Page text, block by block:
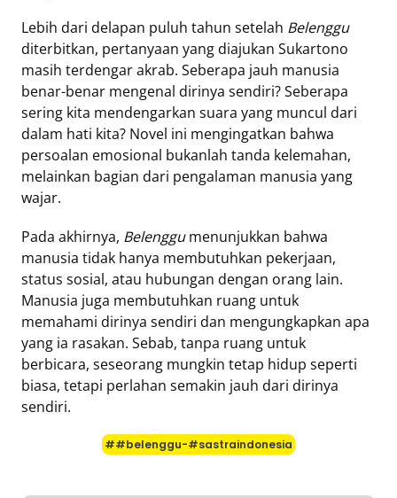
Lebih dari delapan puluh tahun setelah Belenggu
diterbitkan, pertanyaan yang diajukan Sukartono
masih terdengar akrab. Seberapa jauh manusia
benar-benar mengenal dirinya sendiri? Seberapa
sering kita mendengarkan suara yang muncul dari
dalam hati kita? Novel ini mengingatkan bahwa
persoalan emosional bukanlah tanda kelemahan,
melainkan bagian dari pengalaman manusia yang
wajar.
Pada akhirnya, Belenggumenunjukkan bahwa
manusia tidak hanya membutuhkan pekerjaan,
status sosial, atau hubungan dengan orang lain.
Manusia juga membutuhkan ruang untuk
memahami dirinya sendiri dan mengungkapkan apa
yang ia rasakan. Sebab, tanpa ruang untuk
berbicara, seseorang mungkin tetap hidup seperti
biasa, tetapi perlahan semakin jauh dari dirinya
sendiri.
##belenggu-#sastraindonesia